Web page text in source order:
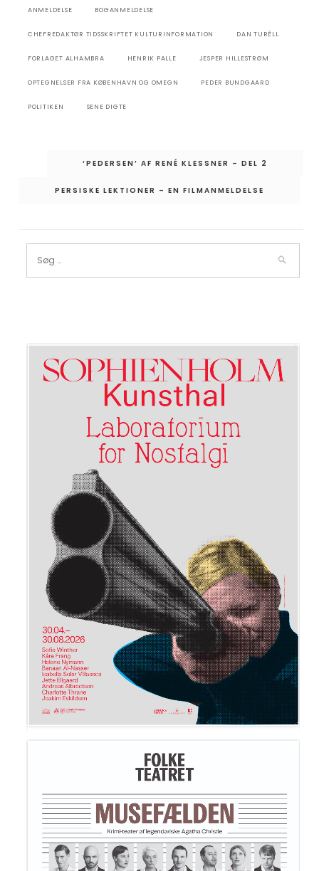
ANMELDELSE BOGANMELDELSE
CHEFREDAKTØR TIDSSKRIFTET KULTURINFORMATION DAN TURÈLL
FORLAGET ALHAMBRA HENRIK PALLE JESPER HILLESTRØM
OPTEGNELSER FRA KØBENHAVN OG OMEGN PEDER BUNDGAARD
POLITIKEN SENE DIGTE
Indlægsnavigation
‘PEDERSEN’ AF RENÉ KLESSNER – DEL 2
PERSISKE LEKTIONER – EN FILMANMELDELSE